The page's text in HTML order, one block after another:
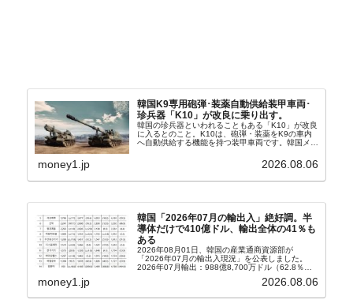
韓国K9専用砲弾･装薬自動供給装甲車両･
珍兵器「K10」が改良に乗り出す。
韓国の珍兵器といわれることもある「K10」が改良
に入るとのこと。K10は、砲弾・装薬をK9の車内
へ自動供給する機能を持つ装甲車両です。韓国メデ
から以下に一部を引きます。2005年に初めて...
money1.jp 2026.08.06
韓国「2026年07月の輸出入」絶好調。半
導体だけで410億ドル、輸出全体の41％も
ある
2026年08月01日、韓国の産業通商資源部が
「2026年07月の輸出入現況」を公表しました。
2026年07月輸出：988億8,700万ドル（62.8％）
money1.jp 2026.08.06